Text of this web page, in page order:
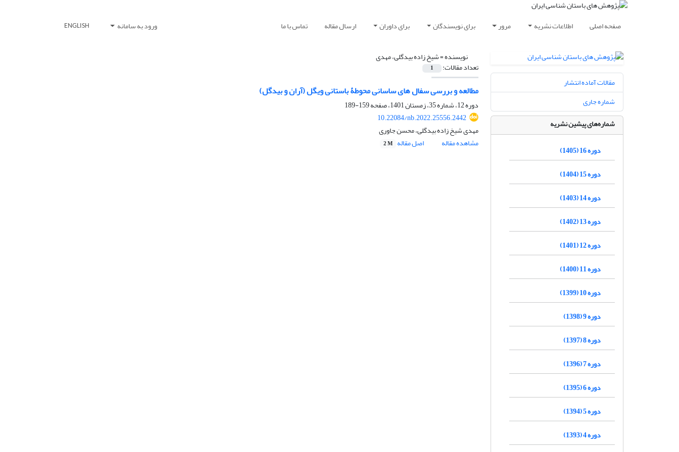
صفحه اصلی اطلاعات نشریه مرور برای نویسندگان برای داوران ارسال مقاله تماس با ما ورود به سامانه ENGLISH
نویسنده =شیخ زاده بیدگلی، مهدی
تعداد مقالات: 1
مطالعه و بررسی سفال های ساسانی محوطۀ باستانی ویگل (آران و بیدگل)
دوره 12، شماره 35، زمستان 1401، صفحه
159-189
10.22084/nb.2022.25556.2442
مهدی شیخ زاده بیدگلی، محسن جاوری
مشاهده مقاله
اصل مقاله 2 M
مقالات آماده انتشار
شماره جاری
شماره‌های پیشین نشریه
دوره 16 (1405)
دوره 15 (1404)
دوره 14 (1403)
دوره 13 (1402)
دوره 12 (1401)
دوره 11 (1400)
دوره 10 (1399)
دوره 9 (1398)
دوره 8 (1397)
دوره 7 (1396)
دوره 6 (1395)
دوره 5 (1394)
دوره 4 (1393)